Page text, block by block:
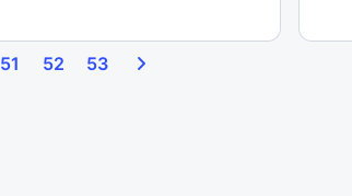
51 52 53